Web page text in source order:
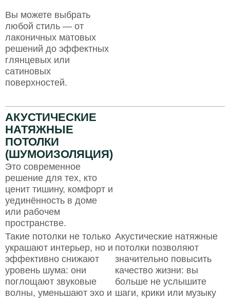
Вы можете выбрать
любой стиль — от
лаконичных матовых
решений до эффектных
глянцевых или
сатиновых
поверхностей.
АКУСТИЧЕСКИЕ
НАТЯЖНЫЕ
ПОТОЛКИ
(ШУМОИЗОЛЯЦИЯ)
Это современное
решение для тех, кто
ценит тишину, комфорт и
уединённость в доме
или рабочем
пространстве.
Такие потолки не только
украшают интерьер, но и
эффективно снижают
уровень шума: они
поглощают звуковые
волны, уменьшают эхо и
Акустические натяжные
потолки позволяют
значительно повысить
качество жизни: вы
больше не услышите
шаги, крики или музыку